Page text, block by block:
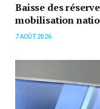
Baisse des
mobilisation
7 AOÛT 2026